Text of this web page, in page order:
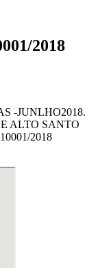
2018
-JUNLHO2018.
ALTO SANTO
2018